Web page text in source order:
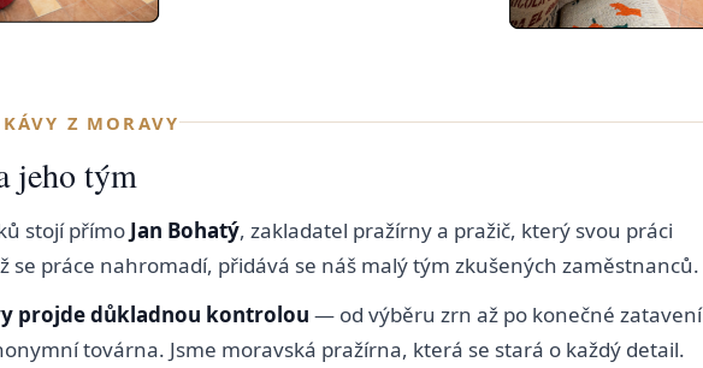
Z MORAVY
jeho tým
stojí přímo Jan Bohatý, zakladatel pražírny a pražič, který svou práci
se práce nahromadí, přidává se náš malý tým zkušených zaměstnanců.
projde důkladnou kontrolou — od výběru zrn až po konečné zatavení
továrna. Jsme moravská pražírna, která se stará o každý detail.